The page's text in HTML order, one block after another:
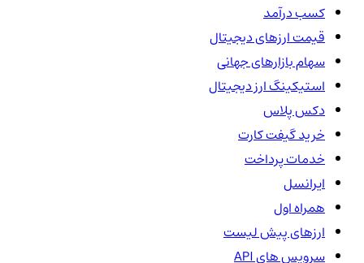
کسب درآمد
قیمت ارزهای دیجیتال
سهام بازارهای جهانی
استیکینگ ارز دیجیتال
دکس پلاس
خرید گیفت کارت
خدمات پرداخت
ایرانسل
همراه اول
ارزهای پیش لیست
سرویس های API